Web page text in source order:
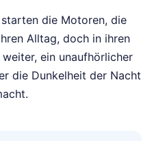
die Motoren, die
Alltag, doch in ihren
ein unaufhörlicher
die Dunkelheit der Nacht